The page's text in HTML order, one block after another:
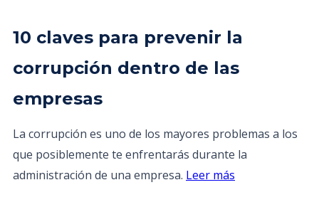
10 claves para prevenir la
corrupción dentro de las
empresas
La corrupción es uno de los mayores problemas a los
que posiblemente te enfrentarás durante la
administración de una empresa. Leer más